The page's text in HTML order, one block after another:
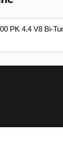
PK 4.4 V8 Bi-